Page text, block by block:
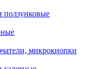
ползунковые
микрокнопки